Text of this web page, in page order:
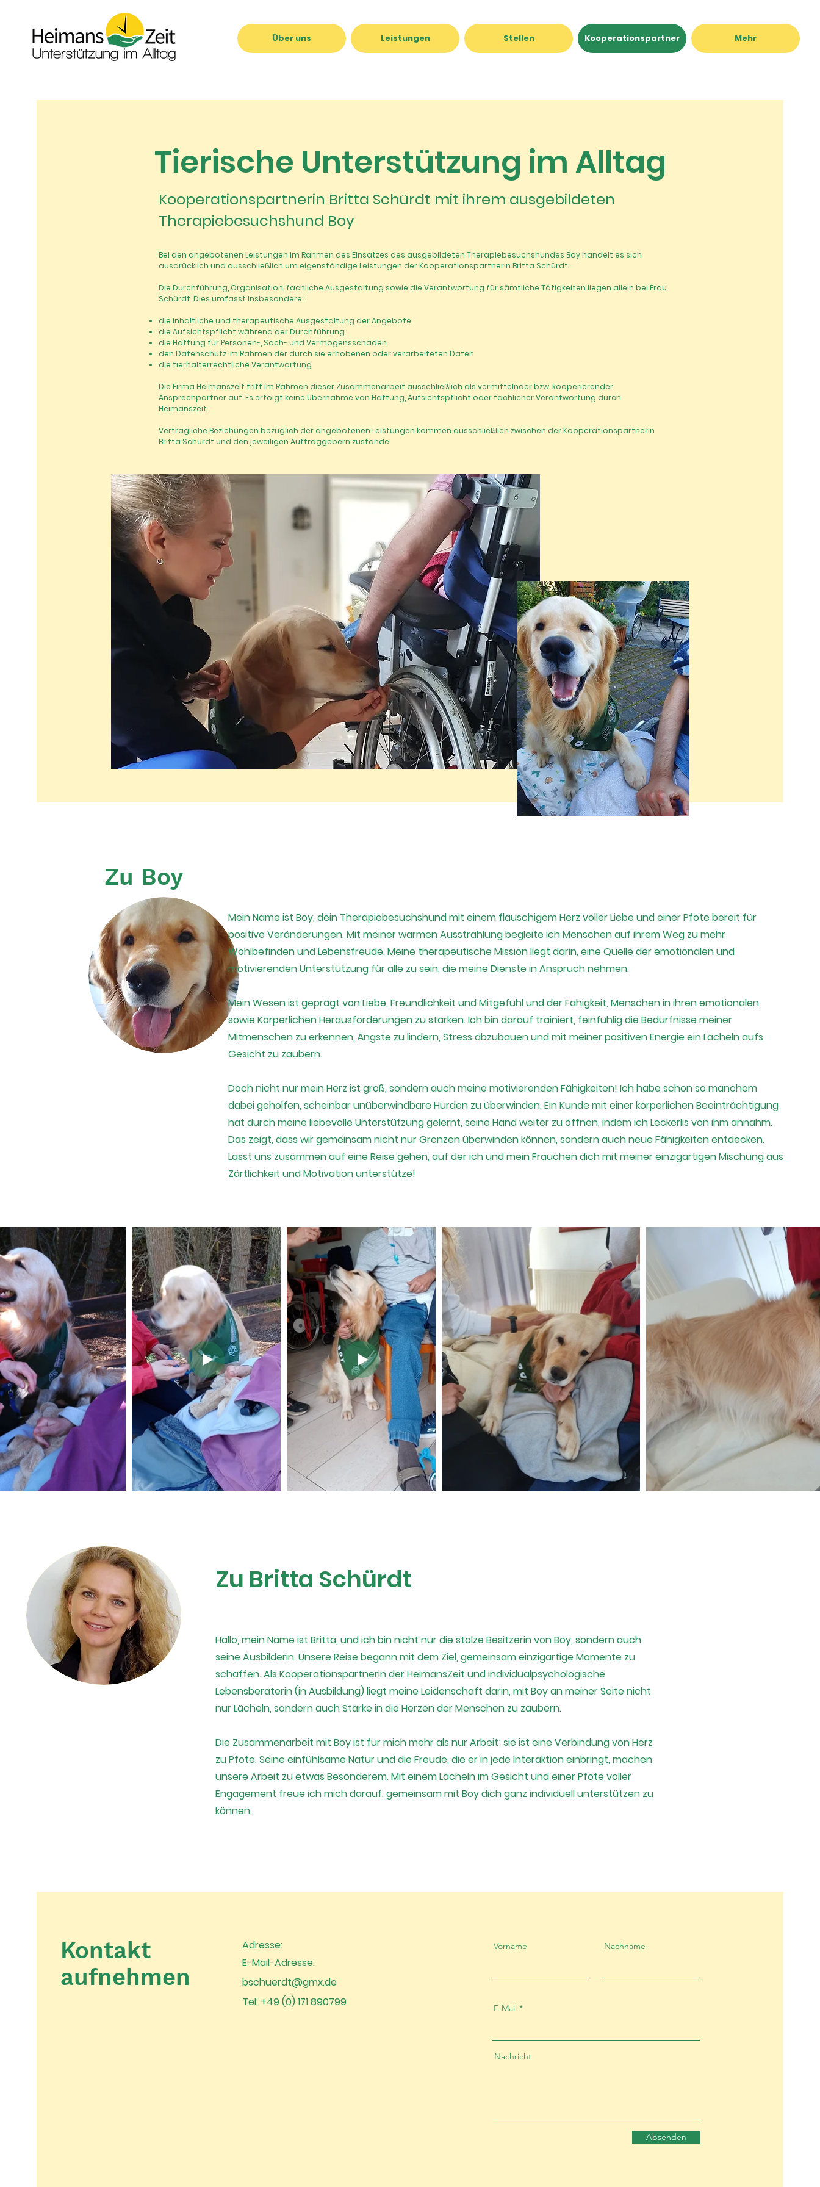
Über uns Leistungen Stellen Kooperationspartner Mehr
Tierische Unterstützung im Alltag
Kooperationspartnerin Britta Schürdt mit ihrem ausgebildeten
Therapiebesuchshund Boy
Bei den angebotenen Leistungen im Rahmen des Einsatzes des ausgebildeten Therapiebesuchshundes Boy handelt es sich
ausdrücklich und ausschließlich um eigenständige Leistungen der Kooperationspartnerin Britta Schürdt.
Die Durchführung, Organisation, fachliche Ausgestaltung sowie die Verantwortung für sämtliche Tätigkeiten liegen allein bei Frau
Schürdt. Dies umfasst insbesondere:
die inhaltliche und therapeutische Ausgestaltung der Angebote
die Aufsichtspflicht während der Durchführung
die Haftung für Personen-, Sach- und Vermögensschäden
den Datenschutz im Rahmen der durch sie erhobenen oder verarbeiteten Daten
die tierhalterrechtliche Verantwortung
Die Firma Heimanszeit tritt im Rahmen dieser Zusammenarbeit ausschließlich als vermittelnder bzw. kooperierender
Ansprechpartner auf. Es erfolgt keine Übernahme von Haftung, Aufsichtspflicht oder fachlicher Verantwortung durch
Heimanszeit.
Vertragliche Beziehungen bezüglich der angebotenen Leistungen kommen ausschließlich zwischen der Kooperationspartnerin
Britta Schürdt und den jeweiligen Auftraggebern zustande.
Zu Boy
Mein Name ist Boy, dein Therapiebesuchshund mit einem flauschigem Herz voller Liebe und einer Pfote bereit für
positive Veränderungen. Mit meiner warmen Ausstrahlung begleite ich Menschen auf ihrem Weg zu mehr
Wohlbefinden und Lebensfreude. Meine therapeutische Mission liegt darin, eine Quelle der emotionalen und
motivierenden Unterstützung für alle zu sein, die meine Dienste in Anspruch nehmen.
Mein Wesen ist geprägt von Liebe, Freundlichkeit und Mitgefühl und der Fähigkeit, Menschen in ihren emotionalen
sowie Körperlichen Herausforderungen zu stärken. Ich bin darauf trainiert, feinfühlig die Bedürfnisse meiner
Mitmenschen zu erkennen, Ängste zu lindern, Stress abzubauen und mit meiner positiven Energie ein Lächeln aufs
Gesicht zu zaubern.
Doch nicht nur mein Herz ist groß, sondern auch meine motivierenden Fähigkeiten! Ich habe schon so manchem
dabei geholfen, scheinbar unüberwindbare Hürden zu überwinden. Ein Kunde mit einer körperlichen Beeinträchtigung
hat durch meine liebevolle Unterstützung gelernt, seine Hand weiter zu öffnen, indem ich Leckerlis von ihm annahm.
Das zeigt, dass wir gemeinsam nicht nur Grenzen überwinden können, sondern auch neue Fähigkeiten entdecken.
Lasst uns zusammen auf eine Reise gehen, auf der ich und mein Frauchen dich mit meiner einzigartigen Mischung aus
Zärtlichkeit und Motivation unterstütze!
Zu Britta Schürdt
Hallo, mein Name ist Britta, und ich bin nicht nur die stolze Besitzerin von Boy, sondern auch
seine Ausbilderin. Unsere Reise begann mit dem Ziel, gemeinsam einzigartige Momente zu
schaffen. Als Kooperationspartnerin der HeimansZeit und individualpsychologische
Lebensberaterin (in Ausbildung) liegt meine Leidenschaft darin, mit Boy an meiner Seite nicht
nur Lächeln, sondern auch Stärke in die Herzen der Menschen zu zaubern.
Die Zusammenarbeit mit Boy ist für mich mehr als nur Arbeit; sie ist eine Verbindung von Herz
zu Pfote. Seine einfühlsame Natur und die Freude, die er in jede Interaktion einbringt, machen
unsere Arbeit zu etwas Besonderem. Mit einem Lächeln im Gesicht und einer Pfote voller
Engagement freue ich mich darauf, gemeinsam mit Boy dich ganz individuell unterstützen zu
können.
Kontakt
aufnehmen
Adresse:
E-Mail-Adresse:
bschuerdt@gmx.de
Tel: +49 (0) 171 890799
Vorname Nachname
E-Mail
Nachricht
Absenden